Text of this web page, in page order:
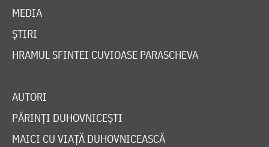
MEDIA
ȘTIRI
HRAMUL SFINTEI CUVIOASE PARASCHEVA
AUTORI
PĂRINȚI DUHOVNICEȘTI
MAICI CU VIAȚĂ DUHOVNICEASCĂ